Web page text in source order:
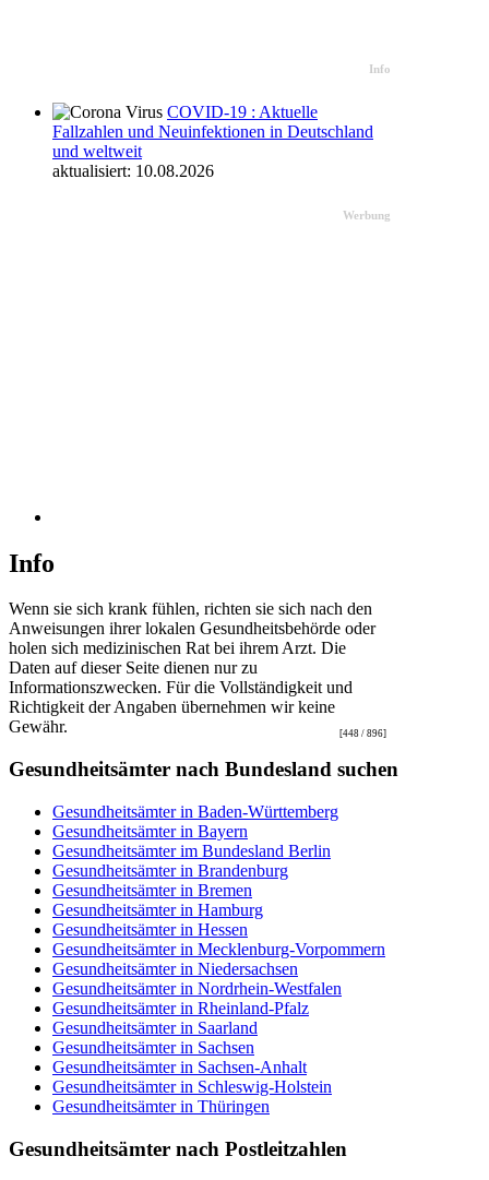
Info
COVID-19 : Aktuelle
Fallzahlen und Neuinfektionen in Deutschland
und weltweit
aktualisiert: 10.08.2026
Werbung
Info
Wenn sie sich krank fühlen, richten sie sich nach den
Anweisungen ihrer lokalen Gesundheitsbehörde oder
holen sich medizinischen Rat bei ihrem Arzt. Die
Daten auf dieser Seite dienen nur zu
Informationszwecken. Für die Vollständigkeit und
Richtigkeit der Angaben übernehmen wir keine
Gewähr.
[448 / 896]
Gesundheitsämter nach Bundesland suchen
Gesundheitsämter in Baden-Württemberg
Gesundheitsämter in Bayern
Gesundheitsämter im Bundesland Berlin
Gesundheitsämter in Brandenburg
Gesundheitsämter in Bremen
Gesundheitsämter in Hamburg
Gesundheitsämter in Hessen
Gesundheitsämter in Mecklenburg-Vorpommern
Gesundheitsämter in Niedersachsen
Gesundheitsämter in Nordrhein-Westfalen
Gesundheitsämter in Rheinland-Pfalz
Gesundheitsämter in Saarland
Gesundheitsämter in Sachsen
Gesundheitsämter in Sachsen-Anhalt
Gesundheitsämter in Schleswig-Holstein
Gesundheitsämter in Thüringen
Gesundheitsämter nach Postleitzahlen